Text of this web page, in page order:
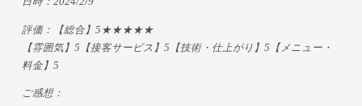
評価：【総合】5★★★★★
【雰囲気】5【接客サービス】5【技術・仕上がり】5【メニュー・
料金】5
ご感想：